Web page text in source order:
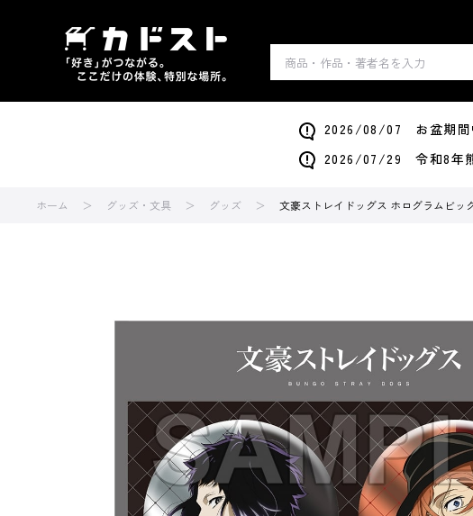
2026/08/07 お盆期間
2026/07/29 令和8年熊
ホーム グッズ・文具 グッズ 文豪ストレイドッグス ホログラムビッ